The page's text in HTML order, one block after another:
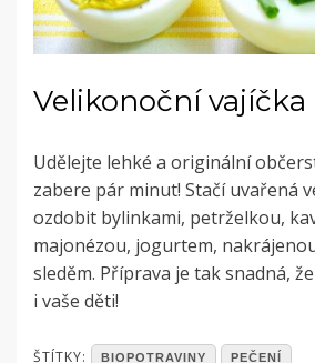
Velikonoční vajíčka
Udělejte lehké a originální
zabere pár minut! Stačí uvařená
ozdobit bylinkami, petrželkou,
majonézou, jogurtem,
sleděm. Příprava je tak snadná,
i vaše děti!
POSTED
ŠTÍTKY: BIOPOTRAVINY PEČENÍ